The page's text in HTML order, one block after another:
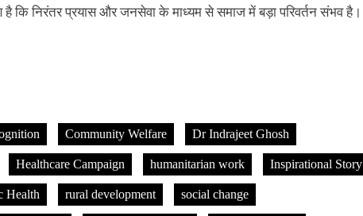
है कि निरंतर प्रयास और जनसेवा के माध्यम से समाज में बड़ा परिवर्तन संभव है।
Community Welfare Dr Indrajeet Ghosh
Healthcare Campaign humanitarian work Inspirational Story
Health rural development social change